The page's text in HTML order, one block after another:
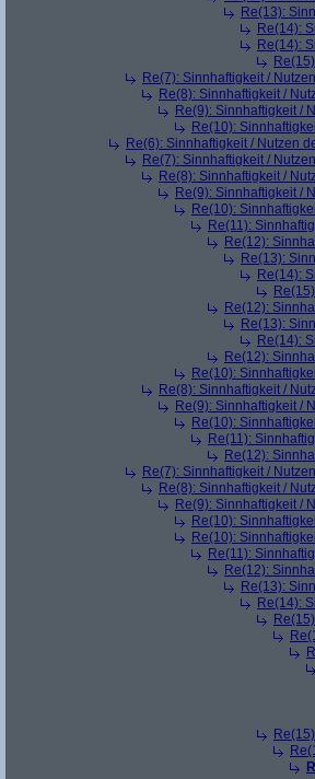
Re(13):
Re(14):
Re(14):
Re(7): Sinnhaftigkeit /
Re(8): Sinnhaftigkeit /
Re(9): Sinnhaftigkeit /
Re(10):
Re(6): Sinnhaftigkeit / Nutzen
Re(7): Sinnhaftigkeit /
Re(8): Sinnhaftigkeit /
Re(9): Sinnhaftigkeit /
Re(10):
Re(11):
Re(12):
Re(13):
Re(14):
Re(12):
Re(13):
Re(14):
Re(12):
Re(10):
Re(8): Sinnhaftigkeit /
Re(9): Sinnhaftigkeit /
Re(10):
Re(11):
Re(12):
Re(7): Sinnhaftigkeit /
Re(8): Sinnhaftigkeit /
Re(9): Sinnhaftigkeit /
Re(10):
Re(10):
Re(11):
Re(12):
Re(13):
Re(14):